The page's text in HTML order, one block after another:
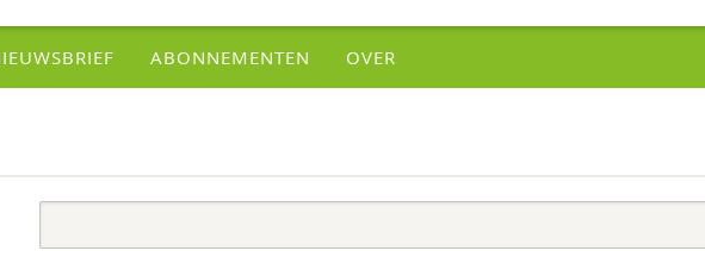
ABONNEMENTEN OVER